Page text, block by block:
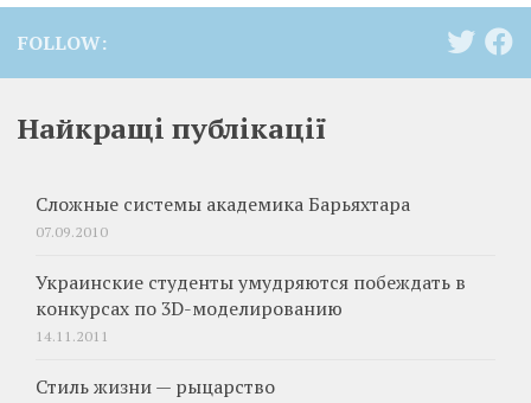
FOLLOW:
Найкращі публікації
Сложные системы академика Барьяхтара
07.09.2010
Украинские студенты умудряются побеждать в
конкурсах по 3D-моделированию
14.11.2011
Стиль жизни — рыцарство